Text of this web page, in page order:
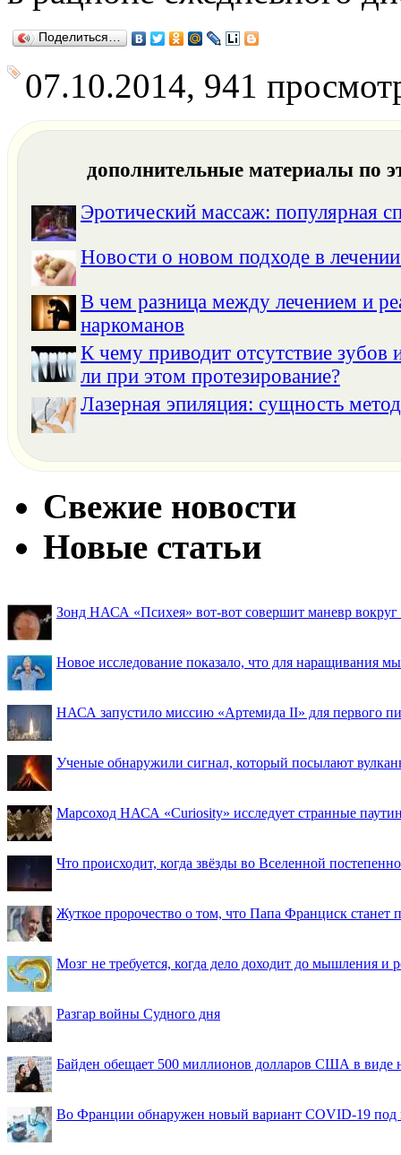
Поделиться…
07.10.2014, 941
дополнительные материалы по
Эротический массаж: популярная
Новости о новом подходе в
В чем разница между лечением и
наркоманов
К чему приводит отсутствие зубов
ли при этом протезирование?
Лазерная эпиляция: сущность
Свежие новости
Новые статьи
Зонд НАСА «Психея» вот-вот совершит маневр вокруг
Новое исследование показало, что для наращивания
НАСА запустило миссию «Артемида II» для первого
Ученые обнаружили сигнал, который посылают
Марсоход НАСА «Curiosity» исследует странные
Что происходит, когда звёзды во Вселенной
Жуткое пророчество о том, что Папа Франциск
Мозг не требуется, когда дело доходит до мышления и
Разгар войны Судного дня
Байден обещает 500 миллионов долларов США в
Во Франции обнаружен новый вариант COVID-19 под